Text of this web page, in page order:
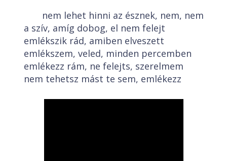
nem lehet hinni az észnek, nem, nem
a szív, amíg dobog, el nem felejt
emlékszik rád, amiben elveszett
emlékszem, veled, minden percemben
emlékezz rám, ne felejts, szerelmem
nem tehetsz mást te sem, emlékezz